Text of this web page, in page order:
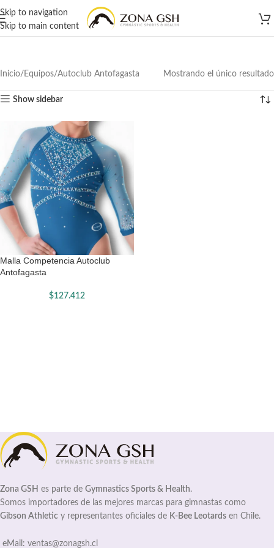
Skip to navigation
Skip to main content
Inicio Equipos Autoclub Antofagasta Mostrando el único resultado
Show sidebar
Malla Competencia Autoclub
Antofagasta
$127.412
Zona GSH es parte de Gymnastics Sports & Health.
Somos importadores de las mejores marcas para gimnastas como
Gibson Athletic y representantes oficiales de K-Bee Leotards en Chile.
eMail: ventas@zonagsh.cl